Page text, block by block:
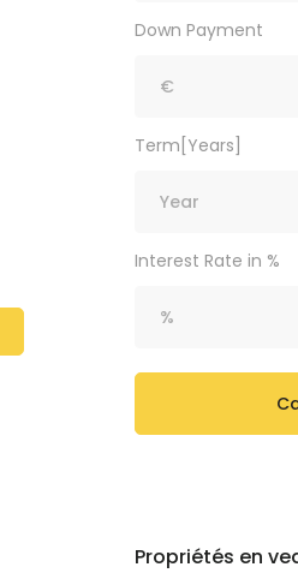
Down Payment
Term[Years]
Interest Rate in %
Propriétés en